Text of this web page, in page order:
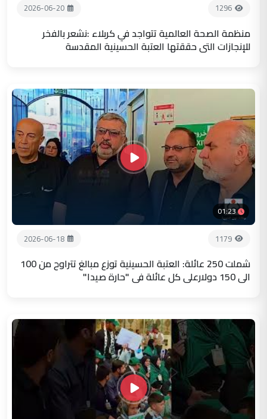
1296
2026-06-20
منظمة الصحة العالمية تتواجد في كربلاء :نشعر بالفخر
للإنجازات التي حققتها العتبة الحسينية المقدسة
01:23
1179
2026-06-18
شملت 250 عائلة: العتبة الحسينية توزع مبالغ تتراوح من 100
الى 150 دولارعلى كل عائلة في "حارة صيدا"